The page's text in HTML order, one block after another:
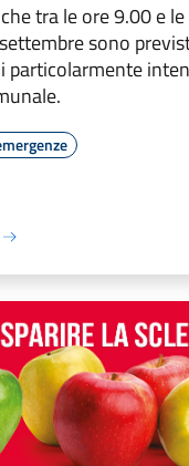
tra le ore 9.00 e
sono
particolarmente